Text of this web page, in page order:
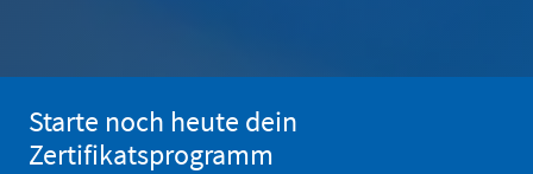
Starte noch heute dein
Zertifikatsprogramm